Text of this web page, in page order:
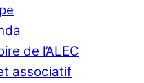
de l’ALEC
associatif